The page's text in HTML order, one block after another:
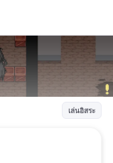
เล่นอิสระ